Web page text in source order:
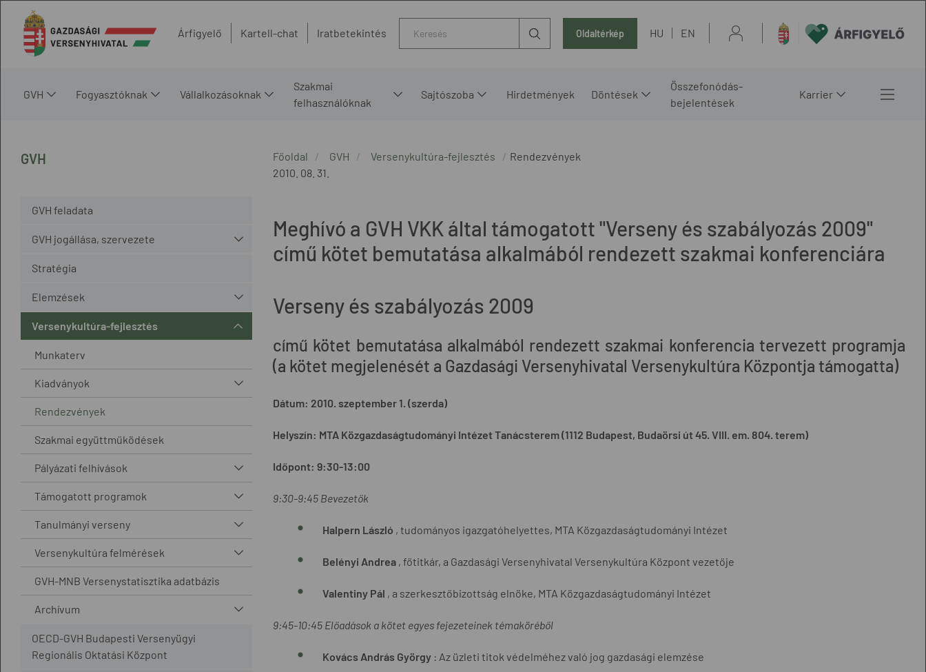
Árfigyelő Kartell-chat Iratbetekintés Oldaltérkép HU EN
GVH Fogyasztóknak Vállalkozásoknak
Szakmai
felhasználóknak
Sajtószoba Hirdetmények Döntések
Összefonódás-
bejelentések
Karrier
GVH
GVH feladata
GVH jogállása, szervezete
Stratégia
Elemzések
Versenykultúra-fejlesztés
Munkaterv
Kiadványok
Rendezvények
Szakmai együttműködések
Pályázati felhívások
Támogatott programok
Tanulmányi verseny
Versenykultúra felmérések
GVH-MNB Versenystatisztika adatbázis
Archívum
OECD-GVH Budapesti Versenyügyi
Regionális Oktatási Központ
Főoldal GVH Versenykultúra-fejlesztés
Rendezvények
2010. 08. 31.
Meghívó a GVH VKK által támogatott "Verseny és szabályozás 2009"
című kötet bemutatása alkalmából rendezett szakmai konferenciára
Verseny és szabályozás 2009
című kötet bemutatása alkalmából rendezett szakmai konferencia tervezett programja
(a kötet megjelenését a Gazdasági Versenyhivatal Versenykultúra Központja támogatta)
Dátum: 2010. szeptember 1. (szerda)
Helyszín: MTA Közgazdaságtudományi Intézet Tanácsterem (1112 Budapest, Budaörsi út 45. VIII. em. 804. terem)
Időpont: 9:30-13:00
9:30-9:45 Bevezetők
Halpern László , tudományos igazgatóhelyettes, MTA Közgazdaságtudományi Intézet
Belényi Andrea , főtitkár, a Gazdasági Versenyhivatal Versenykultúra Központ vezetője
Valentiny Pál , a szerkesztőbizottság elnöke, MTA Közgazdaságtudományi Intézet
9:45-10:45 Előadások a kötet egyes fejezeteinek témaköréből
Kovács András György : Az üzleti titok védelméhez való jog gazdasági elemzése